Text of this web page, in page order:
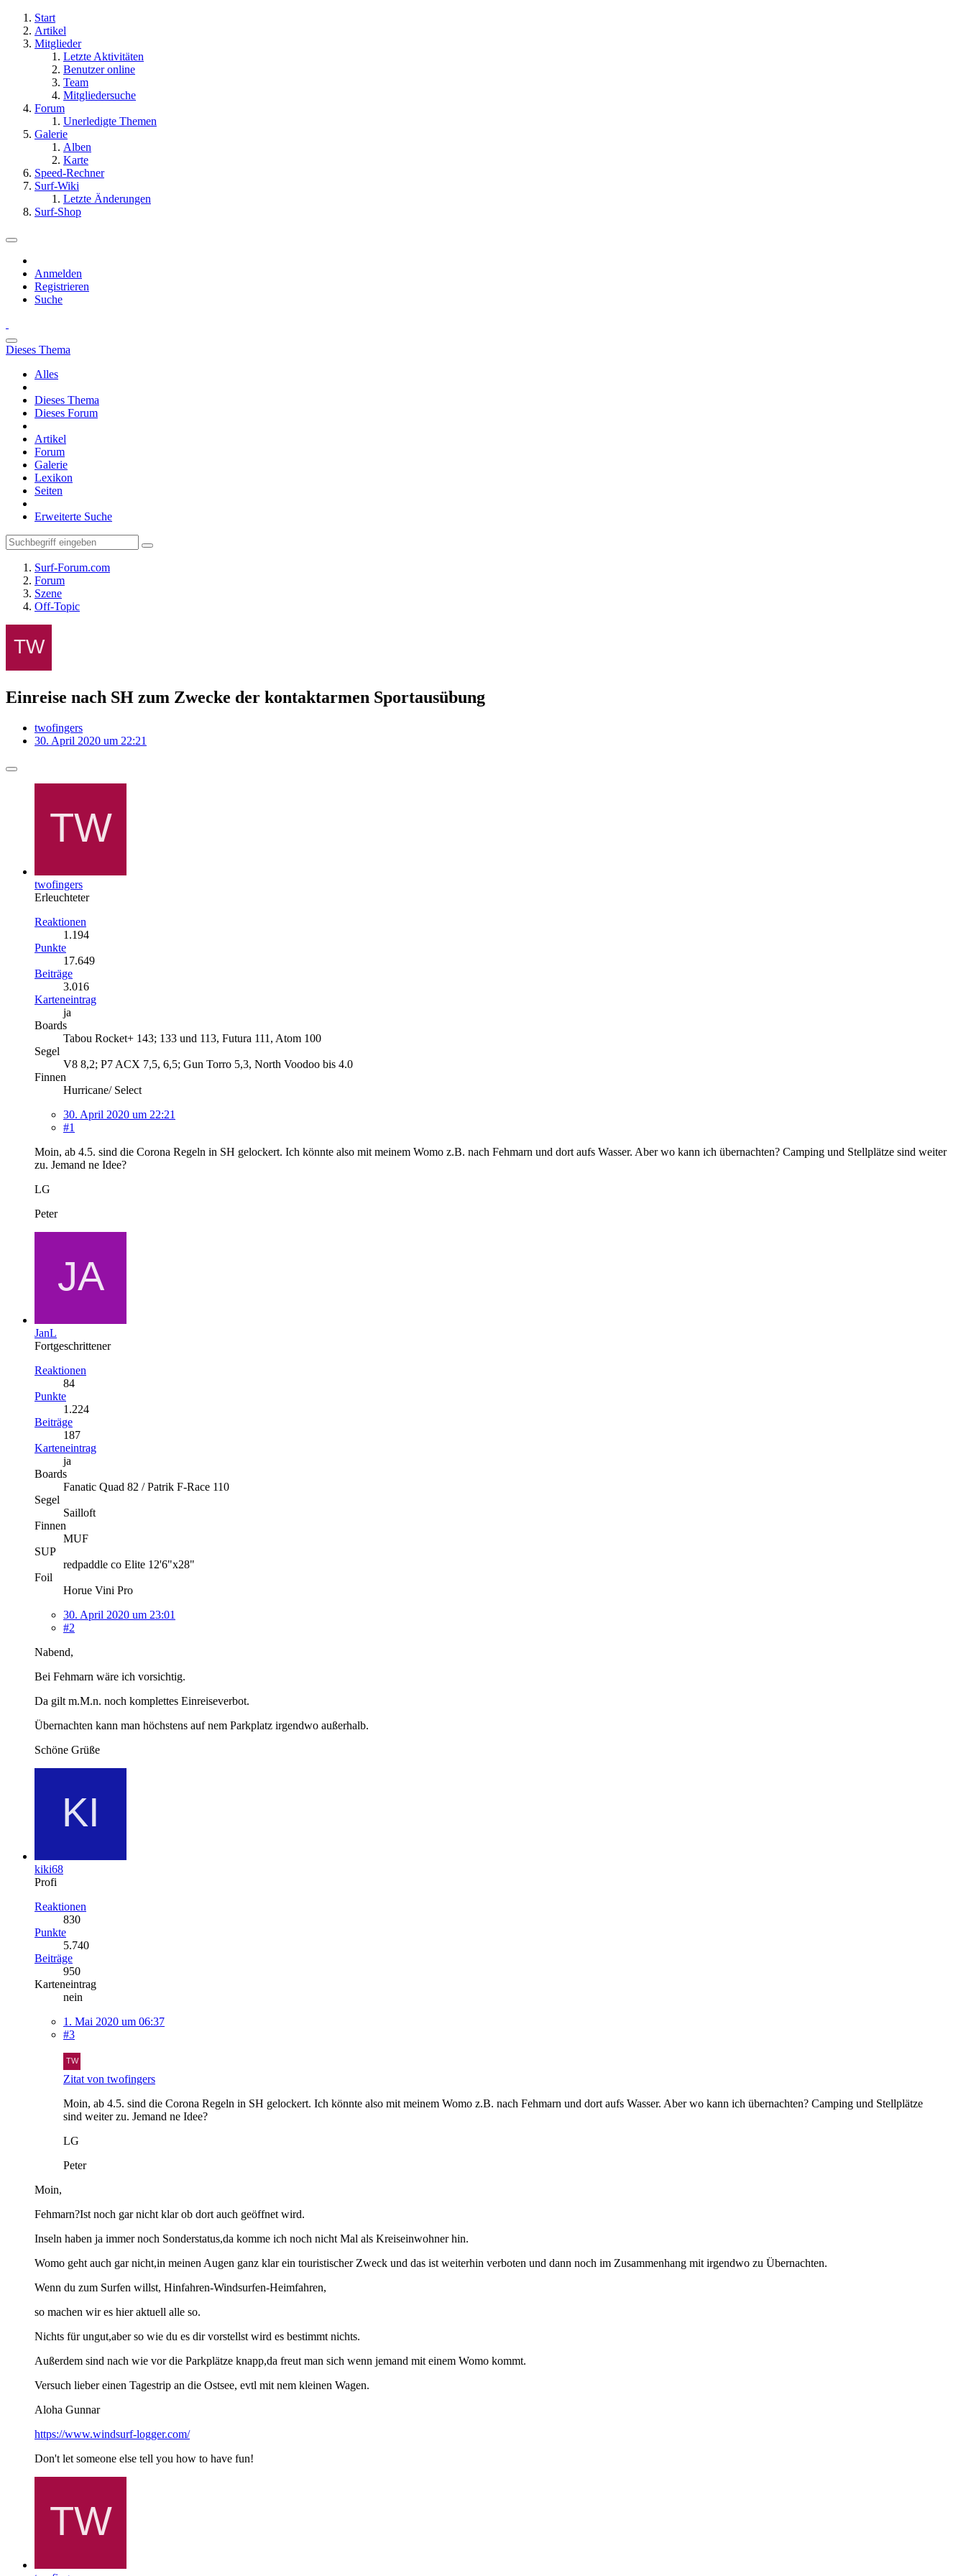
Start
Artikel
Mitglieder
Letzte Aktivitäten
Benutzer online
Team
Mitgliedersuche
Forum
Unerledigte Themen
Galerie
Alben
Karte
Speed-Rechner
Surf-Wiki
Letzte Änderungen
Surf-Shop
Anmelden
Registrieren
Suche
Dieses Thema
Alles
Dieses Thema
Dieses Forum
Artikel
Forum
Galerie
Lexikon
Seiten
Erweiterte Suche
Surf-Forum.com
Forum
Szene
Off-Topic
Einreise nach SH zum Zwecke der kontaktarmen Sportausübung
twofingers
30. April 2020 um 22:21
twofingers
Erleuchteter
Reaktionen
1.194
Punkte
17.649
Beiträge
3.016
Karteneintrag
ja
Boards
Tabou Rocket+ 143; 133 und 113, Futura 111, Atom 100
Segel
V8 8,2; P7 ACX 7,5, 6,5; Gun Torro 5,3, North Voodoo bis 4.0
Finnen
Hurricane/ Select
30. April 2020 um 22:21
#1
Moin, ab 4.5. sind die Corona Regeln in SH gelockert. Ich könnte also mit meinem Womo z.B. nach Fehmarn und dort aufs Wasser. Aber wo kann ich übernachten? Camping und Stellplätze sind weiter
zu. Jemand ne Idee?
LG
Peter
JanL
Fortgeschrittener
Reaktionen
84
Punkte
1.224
Beiträge
187
Karteneintrag
ja
Boards
Fanatic Quad 82 / Patrik F-Race 110
Segel
Sailloft
Finnen
MUF
SUP
redpaddle co Elite 12'6"x28"
Foil
Horue Vini Pro
30. April 2020 um 23:01
#2
Nabend,
Bei Fehmarn wäre ich vorsichtig.
Da gilt m.M.n. noch komplettes Einreiseverbot.
Übernachten kann man höchstens auf nem Parkplatz irgendwo außerhalb.
Schöne Grüße
kiki68
Profi
Reaktionen
830
Punkte
5.740
Beiträge
950
Karteneintrag
nein
1. Mai 2020 um 06:37
#3
Zitat von twofingers
Moin, ab 4.5. sind die Corona Regeln in SH gelockert. Ich könnte also mit meinem Womo z.B. nach Fehmarn und dort aufs Wasser. Aber wo kann ich übernachten? Camping und Stellplätze
sind weiter zu. Jemand ne Idee?
LG
Peter
Moin,
Fehmarn?Ist noch gar nicht klar ob dort auch geöffnet wird.
Inseln haben ja immer noch Sonderstatus,da komme ich noch nicht Mal als Kreiseinwohner hin.
Womo geht auch gar nicht,in meinen Augen ganz klar ein touristischer Zweck und das ist weiterhin verboten und dann noch im Zusammenhang mit irgendwo zu Übernachten.
Wenn du zum Surfen willst, Hinfahren-Windsurfen-Heimfahren,
so machen wir es hier aktuell alle so.
Nichts für ungut,aber so wie du es dir vorstellst wird es bestimmt nichts.
Außerdem sind nach wie vor die Parkplätze knapp,da freut man sich wenn jemand mit einem Womo kommt.
Versuch lieber einen Tagestrip an die Ostsee, evtl mit nem kleinen Wagen.
Aloha Gunnar
https://www.windsurf-logger.com/
Don't let someone else tell you how to have fun!